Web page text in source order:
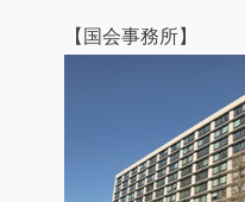
【国会事務所】